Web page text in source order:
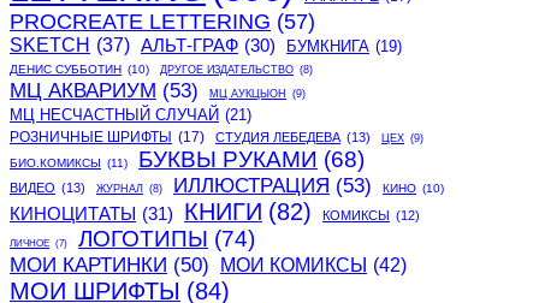
PROCREATE LETTERING (57)
SKETCH (37) АЛЬТ-ГРАФ (30) БУМКНИГА (19)
ДЕНИС СУББОТИН (10) ДРУГОЕ ИЗДАТЕЛЬСТВО (8)
МЦ АКВАРИУМ (53) МЦ АУКЦЫОН (9)
МЦ НЕСЧАСТНЫЙ СЛУЧАЙ (21)
РОЗНИЧНЫЕ ШРИФТЫ (17) СТУДИЯ ЛЕБЕДЕВА (13) ЦЕХ (9)
БИО.КОМИКСЫ (11) БУКВЫ РУКАМИ (68)
ВИДЕО (13) ЖУРНАЛ (8) ИЛЛЮСТРАЦИЯ (53) КИНО (10)
КИНОЦИТАТЫ (31) КНИГИ (82) КОМИКСЫ (12)
ЛИЧНОЕ (7) ЛОГОТИПЫ (74)
МОИ КАРТИНКИ (50) МОИ КОМИКСЫ (42)
МОИ ШРИФТЫ (84)